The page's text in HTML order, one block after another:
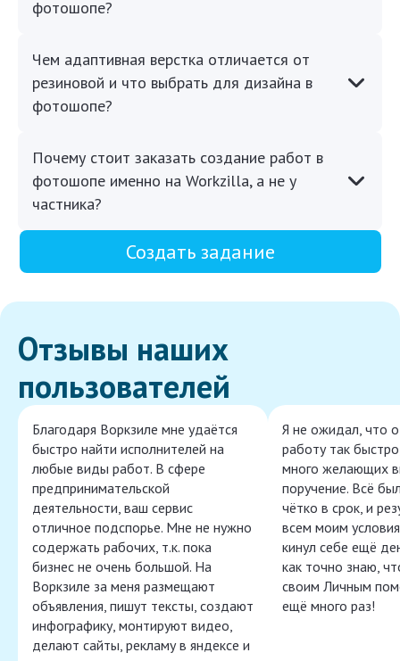
фотошопе?
Чем адаптивная верстка отличается от
резиновой и что выбрать для дизайна в
фотошопе?
Почему стоит заказать создание работ в
фотошопе именно на Workzilla, а не у
частника?
Создать задание
Отзывы наших
пользователей
Благодаря Воркзиле мне удаётся
быстро найти исполнителей на
любые виды работ. В сфере
предпринимательской
деятельности, ваш сервис
отличное подспорье. Мне не нужно
содержать рабочих, т.к. пока
бизнес не очень большой. На
Воркзиле за меня размещают
объявления, пишут тексты, создают
инфографику, монтируют видео,
делают сайты, рекламу в яндексе и
Я не ожидал, что
работу так
много желающих
поручение. Всё
чётко в срок, и
всем моим
кинул себе ещё
как точно знаю,
своим Личным
ещё много раз!